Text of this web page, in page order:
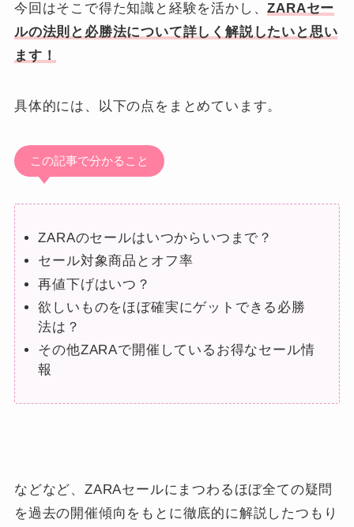
今回はそこで得た知識と経験を活かし、ZARAセー
ルの法則と必勝法について詳しく解説したいと思い
ます！
具体的には、以下の点をまとめています。
この記事で分かること
ZARAのセールはいつからいつまで？
セール対象商品とオフ率
再値下げはいつ？
欲しいものをほぼ確実にゲットできる必勝
法は？
その他ZARAで開催しているお得なセール情
報
などなど、ZARAセールにまつわるほぼ全ての疑問
を過去の開催傾向をもとに徹底的に解説したつもり